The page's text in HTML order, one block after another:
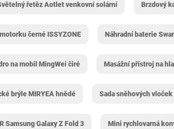
řetěz Aotlet venkovní solární Brzdový
černé ISSYZONE Náhradní baterie
na mobil MingWei čiré Masážní přístroj na
brýle MIRYEA hnědé Sada sněhových
Samsung Galaxy Z Fold 3 Mini rychlovarná